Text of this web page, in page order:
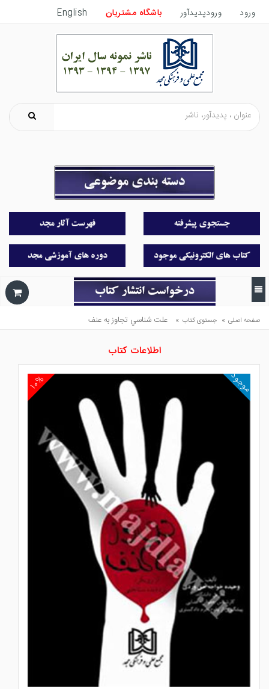
ورود ورودپدیدآور باشگاه مشتریان English
صفحه اصلی » جستوی کتاب » علت شناسي تجاوز به عنف
اطلاعات کتاب
۱۰% موجود